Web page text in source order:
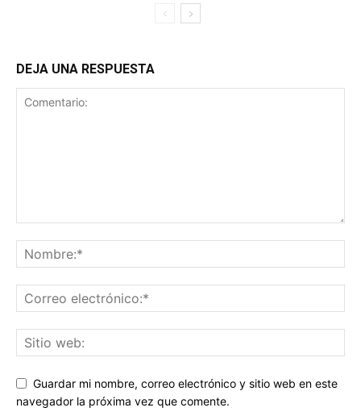
DEJA UNA RESPUESTA
Guardar mi nombre, correo electrónico y sitio web en este
navegador la próxima vez que comente.